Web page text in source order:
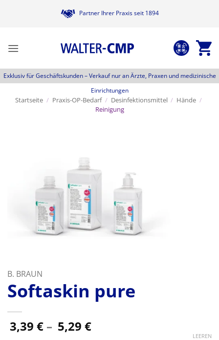
Partner Ihrer Praxis seit 1894
Exklusiv für Geschäftskunden –Verkauf nur an Ärzte, Praxen und medizinische
Einrichtungen
Startseite / Praxis-OP-Bedarf / Desinfektionsmittel / Hände /
Reinigung
B. BRAUN
Softaskin pure
3,39 € – 5,29 €Preisspanne:
LEEREN